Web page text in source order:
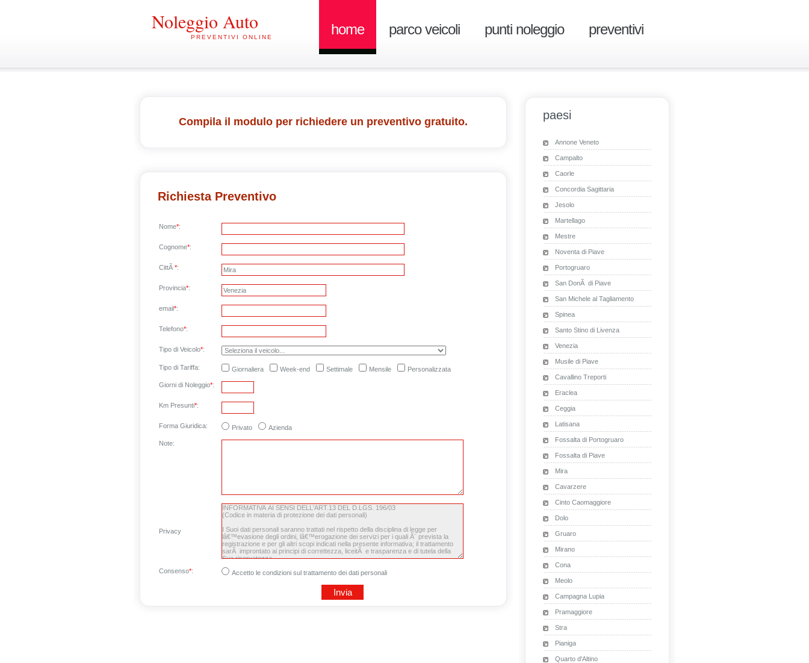
Noleggio Auto
PREVENTIVI ONLINE home parco veicoli punti noleggio preventivi
Compila il modulo per richiedere un preventivo gratuito.
Richiesta Preventivo
Nome*:
Cognome*:
CittÃ *:
Provincia*:
email*:
Telefono*:
Tipo di Veicolo*:
Tipo di Tariffa: Giornaliera Week-end Settimale Mensile Personalizzata
Giorni di Noleggio*:
Km Presunti*:
Forma Giuridica: Privato Azienda
Note:
Privacy
Consenso*: Accetto le condizioni sul trattamento dei dati personali
paesi
Annone Veneto
Campalto
Caorle
Concordia Sagittaria
Jesolo
Martellago
Mestre
Noventa di Piave
Portogruaro
San DonÃ di Piave
San Michele al Tagliamento
Spinea
Santo Stino di Livenza
Venezia
Musile di Piave
Cavallino Treporti
Eraclea
Ceggia
Latisana
Fossalta di Portogruaro
Fossalta di Piave
Mira
Cavarzere
Cinto Caomaggiore
Dolo
Gruaro
Mirano
Cona
Meolo
Campagna Lupia
Pramaggiore
Stra
Pianiga
Quarto d'Altino